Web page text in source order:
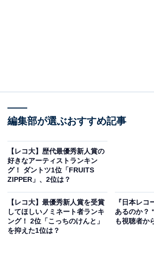
編集部が選ぶおすすめ記事
【レコ大】歴代最優秀新人賞の
好きなアーティストランキン
グ！ ダントツ1位「FRUITS
ZIPPER」、2位は？
【レコ大】最優秀新人賞を受賞
してほしいノミネート者ランキ
ング！ 2位「こっちのけんと」
を抑えた1位は？
『日本レコ
あるのか？
も視聴者